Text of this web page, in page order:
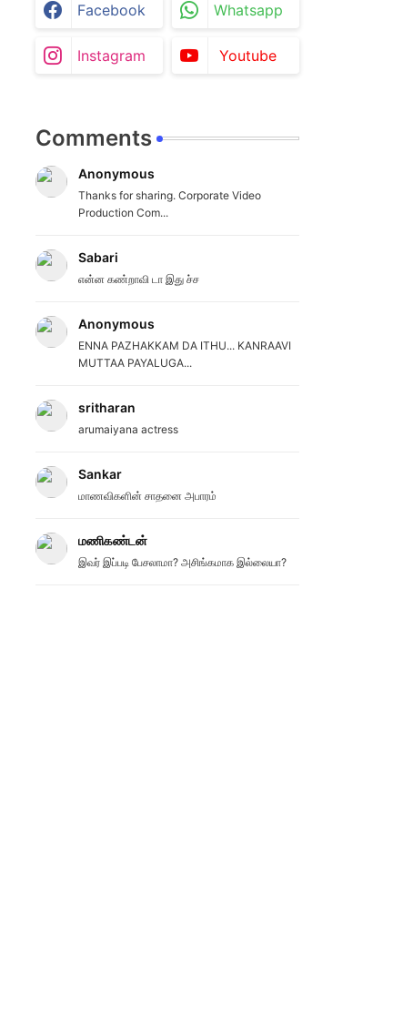
Facebook Whatsapp
Instagram Youtube
Comments
Anonymous
Thanks for sharing. Corporate Video
Production Com...
Sabari
என்ன கண்றாவி டா இது ச்ச
Anonymous
ENNA PAZHAKKAM DA ITHU... KANRAAVI
MUTTAA PAYALUGA...
sritharan
arumaiyana actress
Sankar
மாணவிகளின் சாதனை அபாரம்
மணிகண்டன்
இவர் இப்படி பேசலாமா? அசிங்கமாக இல்லையா?